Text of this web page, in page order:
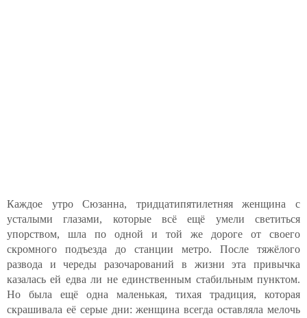
Каждое утро Сюзанна, тридцатипятилетняя женщина с
усталыми глазами, которые всё ещё умели светиться
упорством, шла по одной и той же дороге от своего
скромного подъезда до станции метро. После тяжёлого
развода и череды разочарований в жизни эта привычка
казалась ей едва ли не единственным стабильным пунктом.
Но была ещё одна маленькая, тихая традиция, которая
скрашивала её серые дни: женщина всегда оставляла мелочь